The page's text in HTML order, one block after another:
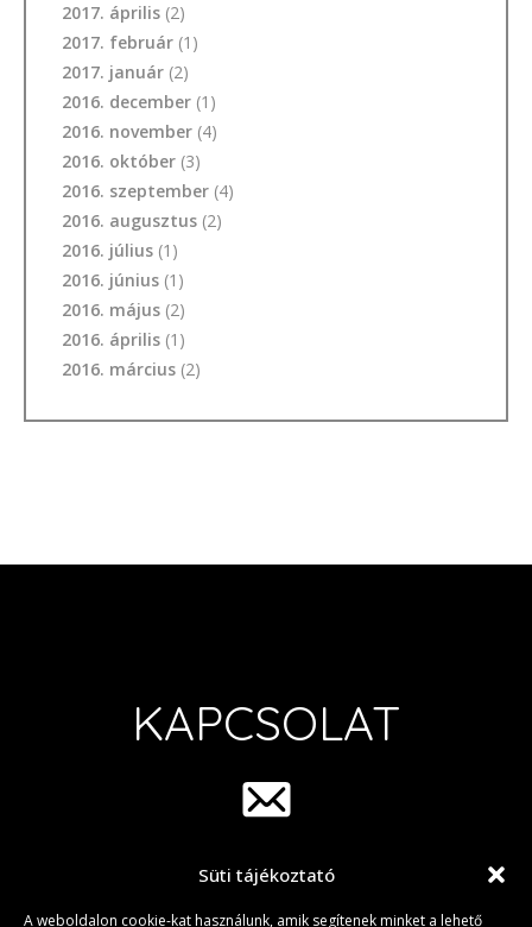
Süti tájékoztató
A weboldalon cookie-kat használunk, amik segítenek minket a lehető
2017. április (2)
2017. február (1)
2017. január (2)
2016. december (1)
2016. november (4)
2016. október (3)
2016. szeptember (4)
2016. augusztus (2)
2016. július (1)
2016. június (1)
2016. május (2)
2016. április (1)
2016. március (2)
KAPCSOLAT
info@group42.hu